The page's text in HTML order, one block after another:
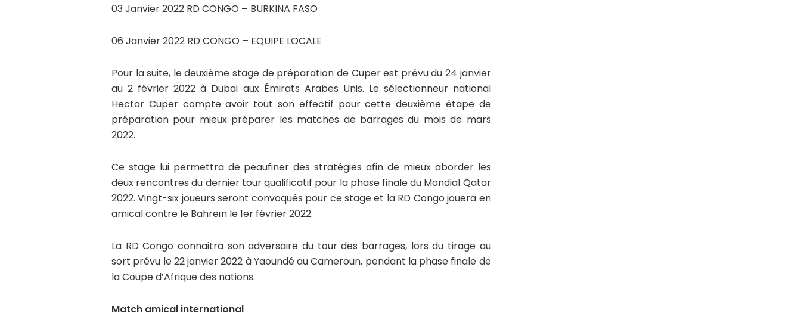
03 Janvier 2022 RD CONGO – BURKINA FASO
06 Janvier 2022 RD CONGO – EQUIPE LOCALE
Pour la suite, le deuxième stage de préparation de Cuper est prévu du 24 janvier
au 2 février 2022 à Dubaï aux Émirats Arabes Unis. Le sélectionneur national
Hector Cuper compte avoir tout son effectif pour cette deuxième étape de
préparation pour mieux préparer les matches de barrages du mois de mars
2022.
Ce stage lui permettra de peaufiner des stratégies afin de mieux aborder les
deux rencontres du dernier tour qualificatif pour la phase finale du Mondial Qatar
2022. Vingt-six joueurs seront convoqués pour ce stage et la RD Congo jouera en
amical contre le Bahreïn le 1er février 2022.
La RD Congo connaitra son adversaire du tour des barrages, lors du tirage au
sort prévu le 22 janvier 2022 à Yaoundé au Cameroun, pendant la phase finale de
la Coupe d’Afrique des nations.
Match amical international